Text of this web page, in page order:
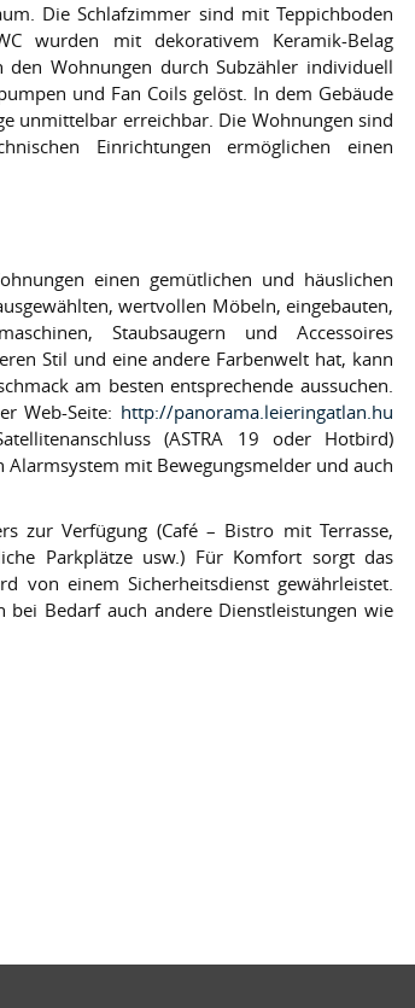
Die Schlafzimmer sind mit Teppichboden
wurden mit dekorativem Keramik-Belag
Wohnungen durch Subzähler individuell
und Fan Coils gelöst. In dem Gebäude
unmittelbar erreichbar. Die Wohnungen sind
Einrichtungen ermöglichen einen
einen gemütlichen und häuslichen
wertvollen Möbeln, eingebauten,
Staubsaugern und Accessoires
Stil und eine andere Farbenwelt hat, kann
am besten entsprechende aussuchen.
Web-Seite: http://panorama.leieringatlan.hu
(ASTRA 19 oder Hotbird)
Alarmsystem mit Bewegungsmelder und auch
zur Verfügung (Café – Bistro mit Terrasse,
Parkplätze usw.) Für Komfort sorgt das
von einem Sicherheitsdienst gewährleistet.
Bedarf auch andere Dienstleistungen wie